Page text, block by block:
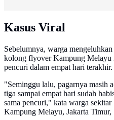
Kasus Viral
Sebelumnya, warga
kolong flyover Kampung Melayu
pencuri dalam empat hari terakhir.
"Seminggu lalu, pagarnya masih
tiga sampai empat hari sudah
sama pencuri," kata warga
Kampung Melayu, Jakarta Timur,